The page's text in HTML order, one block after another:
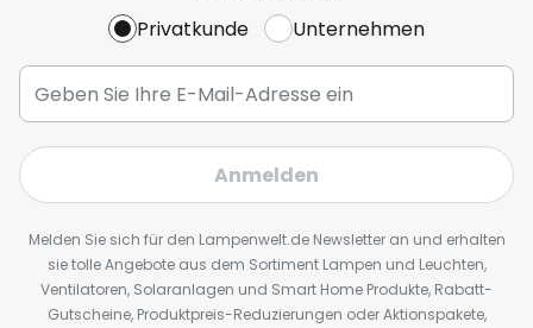
Privatkunde Unternehmen
Anmelden
Melden Sie sich für den Lampenwelt.de Newsletter an und erhalten
sie tolle Angebote aus dem Sortiment Lampen und Leuchten,
Ventilatoren, Solaranlagen und Smart Home Produkte, Rabatt-
Gutscheine, Produktpreis-Reduzierungen oder Aktionspakete,